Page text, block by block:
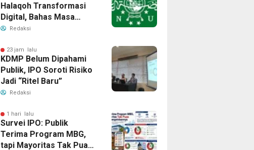
Halaqoh Transformasi
Digital, Bahas Masa
Depan NU di Era Disrupsi
Redaksi
23 jam lalu
KDMP Belum Dipahami
Publik, IPO Soroti Risiko
Jadi “Ritel Baru”
Redaksi
1 hari lalu
Survei IPO: Publik
Terima Program MBG,
tapi Mayoritas Tak Puas